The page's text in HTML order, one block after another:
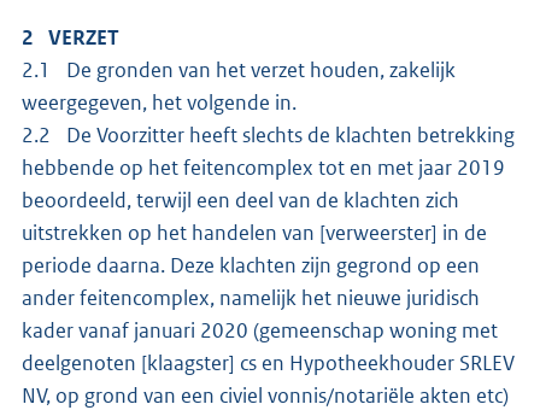
2 VERZET
2.1 De gronden van het verzet houden, zakelijk
weergegeven, het volgende in.
2.2 De Voorzitter heeft slechts de klachten betrekking
hebbende op het feitencomplex tot en met jaar 2019
beoordeeld, terwijl een deel van de klachten zich
uitstrekken op het handelen van [verweerster] in de
periode daarna. Deze klachten zijn gegrond op een
ander feitencomplex, namelijk het nieuwe juridisch
kader vanaf januari 2020 (gemeenschap woning met
deelgenoten [klaagster] cs en Hypotheekhouder SRLEV
NV, op grond van een civiel vonnis/notariële akten etc)